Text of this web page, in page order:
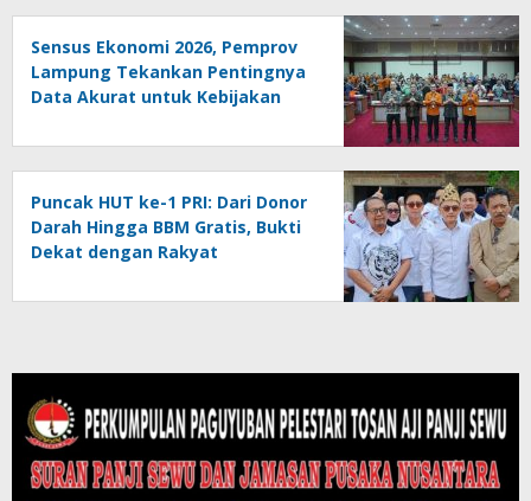
Sensus Ekonomi 2026, Pemprov
Lampung Tekankan Pentingnya
Data Akurat untuk Kebijakan
Puncak HUT ke-1 PRI: Dari Donor
Darah Hingga BBM Gratis, Bukti
Dekat dengan Rakyat